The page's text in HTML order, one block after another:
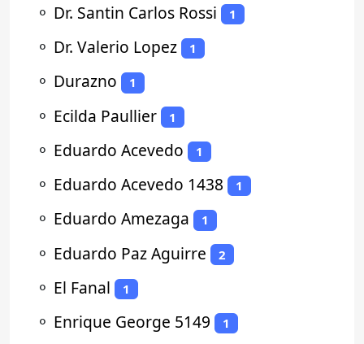
⚬ Dr. Santin Carlos Rossi 1
⚬ Dr. Valerio Lopez 1
⚬ Durazno 1
⚬ Ecilda Paullier 1
⚬ Eduardo Acevedo 1
⚬ Eduardo Acevedo 1438 1
⚬ Eduardo Amezaga 1
⚬ Eduardo Paz Aguirre 2
⚬ El Fanal 1
⚬ Enrique George 5149 1